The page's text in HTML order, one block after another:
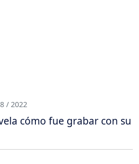
/ 2022
cómo fue grabar con su